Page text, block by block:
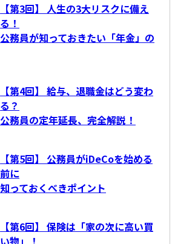
【第3回】 人生の3大リスクに備え
る！
公務員が知っておきたい「年金」の
【第4回】 給与、退職金はどう変わ
る？
公務員の定年延長、完全解説！
【第5回】 公務員がiDeCoを始める
前に
知っておくべきポイント
【第6回】 保険は「家の次に高い買
い物」！